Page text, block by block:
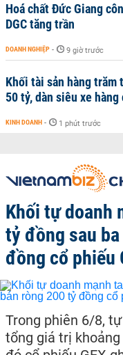
Hoá chất Đức Giang
DGC tăng trần
DOANH NGHIỆP - 9 giờ trước
Khối tài sản hàng trăm
50 tỷ, dàn siêu xe
KINH DOANH - 1 phút trước
Khối tự doanh
tỷ đồng sau
đồng cổ phiếu
Trong phiên 6/8,
tổng giá trị khoảng